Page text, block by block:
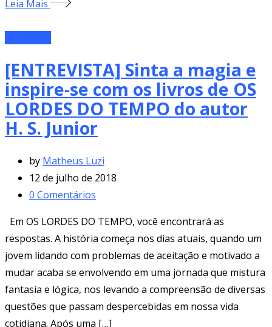
Leia Mais
[ENTREVISTA] Sinta a magia e
inspire-se com os livros de OS
LORDES DO TEMPO do autor
H. S. Junior
by Matheus Luzi
12 de julho de 2018
0 Comentários
Em OS LORDES DO TEMPO, você encontrará as
respostas. A história começa nos dias atuais, quando um
jovem lidando com problemas de aceitação e motivado a
mudar acaba se envolvendo em uma jornada que mistura
fantasia e lógica, nos levando a compreensão de diversas
questões que passam despercebidas em nossa vida
cotidiana. Após uma […]